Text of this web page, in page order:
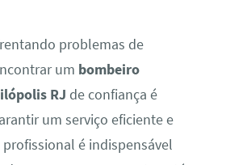
problemas de
um bombeiro
RJ de confiança é
um serviço eficiente e
é indispensável